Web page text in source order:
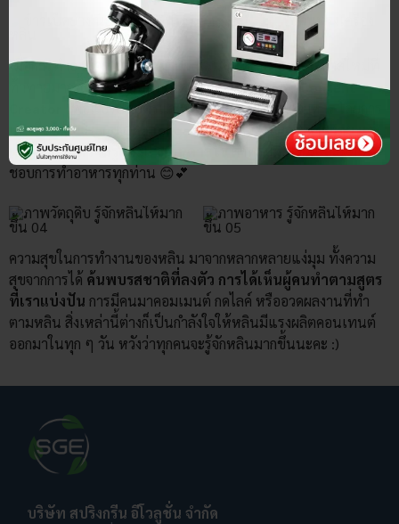
เมื่อการทำอาหารในครัวเริ่มรู้สึกธรรมดา หลินมองหาโอกาสใหม่ที่
ท้าทายมากขึ้น ในปัจจุบันหลินจึงเข้ามาเป็นFood Content
เพื่อแบ่งปันสูตรและประสบการณ์การทำอาหาร โดยการ
เล่าเรื่องผ่าน Hand Challengeโดยการสร้างเนื้อหาที่ดูง่าย แต่
เต็มไปด้วยความรู้และแรงบันดาลใจ
สำหรับมือใหม่และผู้ที่ชื่น
ชอบการทำอาหารทุกท่าน 😊💕
ความสุขในการทำงานของหลิน มาจากหลากหลายแง่มุม ทั้งความ
สุขจากการได้ ค้นพบรสชาติที่ลงตัว การได้เห็นผู้คนทำตามสูตร
ที่เราแบ่งปัน การมีคนมาคอมเมนต์ กดไลค์ หรืออวดผลงานที่ทำ
ตามหลิน สิ่งเหล่านี้ต่างก็เป็นกำลังใจให้หลินมีแรงผลิตคอนเทนต์
ออกมาในทุก ๆ วัน หวังว่าทุกคนจะรู้จักหลินมากขึ้นนะคะ :)
บริษัท สปริงกรีน อีโวลูชั่น จำกัด